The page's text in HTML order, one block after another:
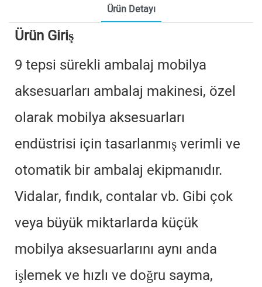
Ürün Detayı
Ürün Giriş
9 tepsi sürekli ambalaj mobilya
aksesuarları ambalaj makinesi, özel
olarak mobilya aksesuarları
endüstrisi için tasarlanmış verimli ve
otomatik bir ambalaj ekipmanıdır.
Vidalar, fındık, contalar vb. Gibi çok
veya büyük miktarlarda küçük
mobilya aksesuarlarını aynı anda
işlemek ve hızlı ve doğru sayma,